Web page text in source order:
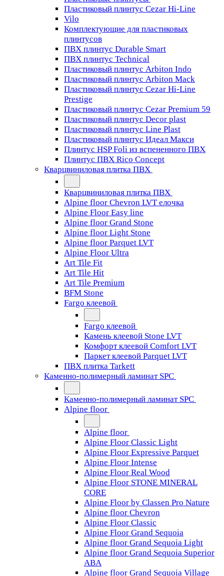
Пластиковый плинтус Cezar Hi-Line
Vilo
Комплектующие для пластиковых
плинтусов
ПВХ плинтус Durable Smart
ПВХ плинтус Technical
Пластиковый плинтус Arbiton Indo
Пластиковый плинтус Arbiton Mack
Пластиковый плинтус Cezar Hi-Line
Prestige
Пластиковый плинтус Cezar Premium 59
Пластиковый плинтус Decor plast
Пластиковый плинтус Line Plast
Пластиковый плинтус Идеал Макси
Плинтус HSP Foli из вспененного ПВХ
Плинтус ПВХ Rico Concept
Кварцвиниловая плитка ПВХ
Кварцвиниловая плитка ПВХ
Alpine floor Chevron LVT елочка
Alpine Floor Easy line
Alpine floor Grand Stone
Alpine floor Light Stone
Alpine floor Parquet LVT
Alpine Floor Ultra
Art Tile Fit
Art Tile Hit
Art Tile Premium
BFM Stone
Fargo клеевой
Fargo клеевой
Камень клеевой Stone LVT
Комфорт клеевой Comfort LVT
Паркет клеевой Parquet LVT
ПВХ плитка Tarkett
Каменно-полимерный ламинат SPC
Каменно-полимерный ламинат SPC
Alpine floor
Alpine floor
Alpine Floor Classic Light
Alpine Floor Expressive Parquet
Alpine Floor Intense
Alpine Floor Real Wood
Alpine Floor STONE MINERAL
CORE
Alpine Floor by Classen Pro Nature
Alpine floor Chevron
Alpine Floor Classic
Alpine Floor Grand Sequoia
Alpine floor Grand Sequoia Light
Alpine floor Grand Sequoia Superior
ABA
Alpine floor Grand Sequoia Village